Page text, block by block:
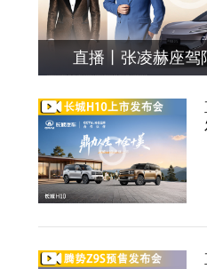
直播丨张凌赫座驾